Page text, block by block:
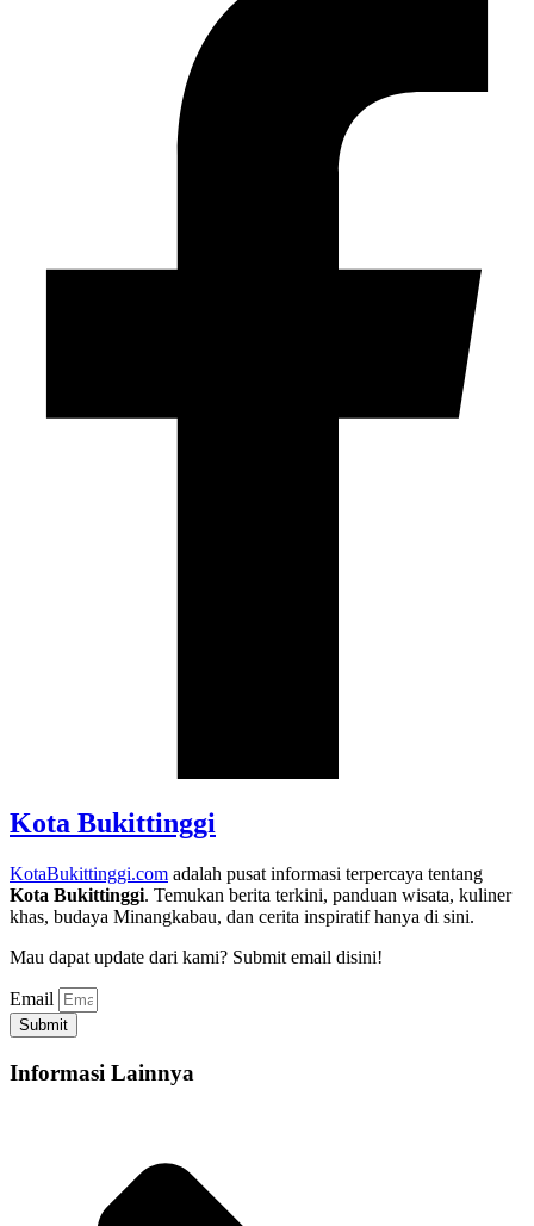
Kota Bukittinggi
KotaBukittinggi.com adalah pusat informasi terpercaya tentang
Kota Bukittinggi. Temukan berita terkini, panduan wisata, kuliner
khas, budaya Minangkabau, dan cerita inspiratif hanya di sini.
Mau dapat update dari kami? Submit email disini!
Email
Submit
Informasi Lainnya